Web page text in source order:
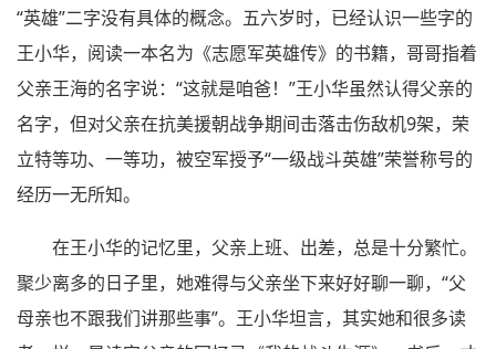
“英雄”二字没有具体的概念。五六岁时，已经认识一些字的
王小华，阅读一本名为《志愿军英雄传》的书籍，哥哥指着
父亲王海的名字说：“这就是咱爸！”王小华虽然认得父亲的
名字，但对父亲在抗美援朝战争期间击落击伤敌机9架，荣
立特等功、一等功，被空军授予“一级战斗英雄”荣誉称号的
经历一无所知。
在王小华的记忆里，父亲上班、出差，总是十分繁忙。
聚少离多的日子里，她难得与父亲坐下来好好聊一聊，“父
母亲也不跟我们讲那些事”。王小华坦言，其实她和很多读